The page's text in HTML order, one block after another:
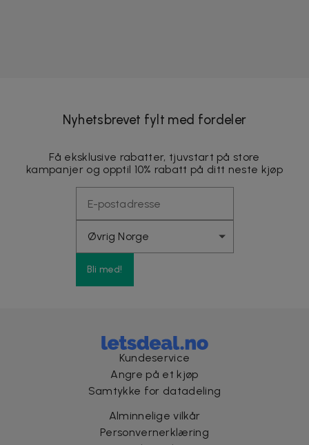
Nyhetsbrevet fylt med fordeler
Få eksklusive rabatter, tjuvstart på store
kampanjer og opptil 10% rabatt på ditt neste kjøp
Bli med!
Kundeservice
Angre på et kjøp
Samtykke for datadeling
Alminnelige vilkår
Personvernerklæring